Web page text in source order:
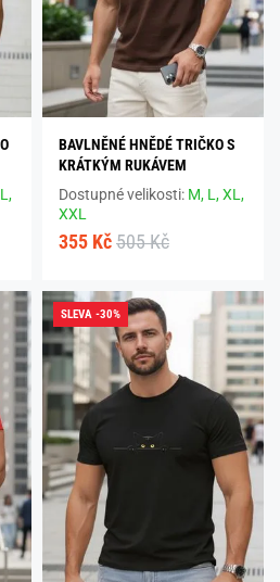
BAVLNĚNÉ HNĚDÉ TRIČKO S
KRÁTKÝM RUKÁVEM
Dostupné velikosti: M, L,XL,
XXL
355 Kč 505 Kč
SLEVA -30%